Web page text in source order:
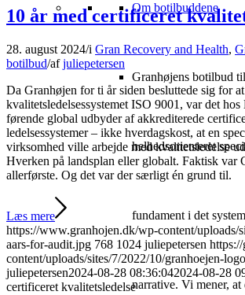
Om botilbuddene
Granhøjens botilbud
helhedsorienteret
fundament i det
narrative. Vi mener,
10 år med certificeret
28. august 2024/i Gran Recovery and Health,
botilbud/afjuliepetersen
Da Granhøjen for ti år siden besluttede sig for
kvalitetsledelsessystemet ISO 9001, var det
førende global udbyder af akkrediterede
ledelsessystemer – ikke hverdagskost, at en
virksomhed ville arbejde med kvalitetsledelse
Hverken på landsplan eller globalt. Faktisk var
allerførste. Og det var der særligt én grund til.
Læs mere
https://www.granhojen.dk/wp-content/uploads/
aars-for-audit.jpg 768 1024 juliepetersen
content/uploads/sites/7/2022/10/granhoejen-
juliepetersen2024-08-28 08:36:042024-08-28
certificeret kvalitetsledelse